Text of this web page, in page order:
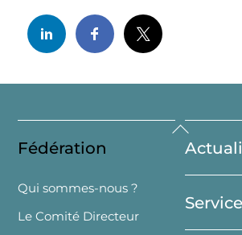
Back
To
Top
Fédération
Qui sommes-nous ?
Le Comité Directeur